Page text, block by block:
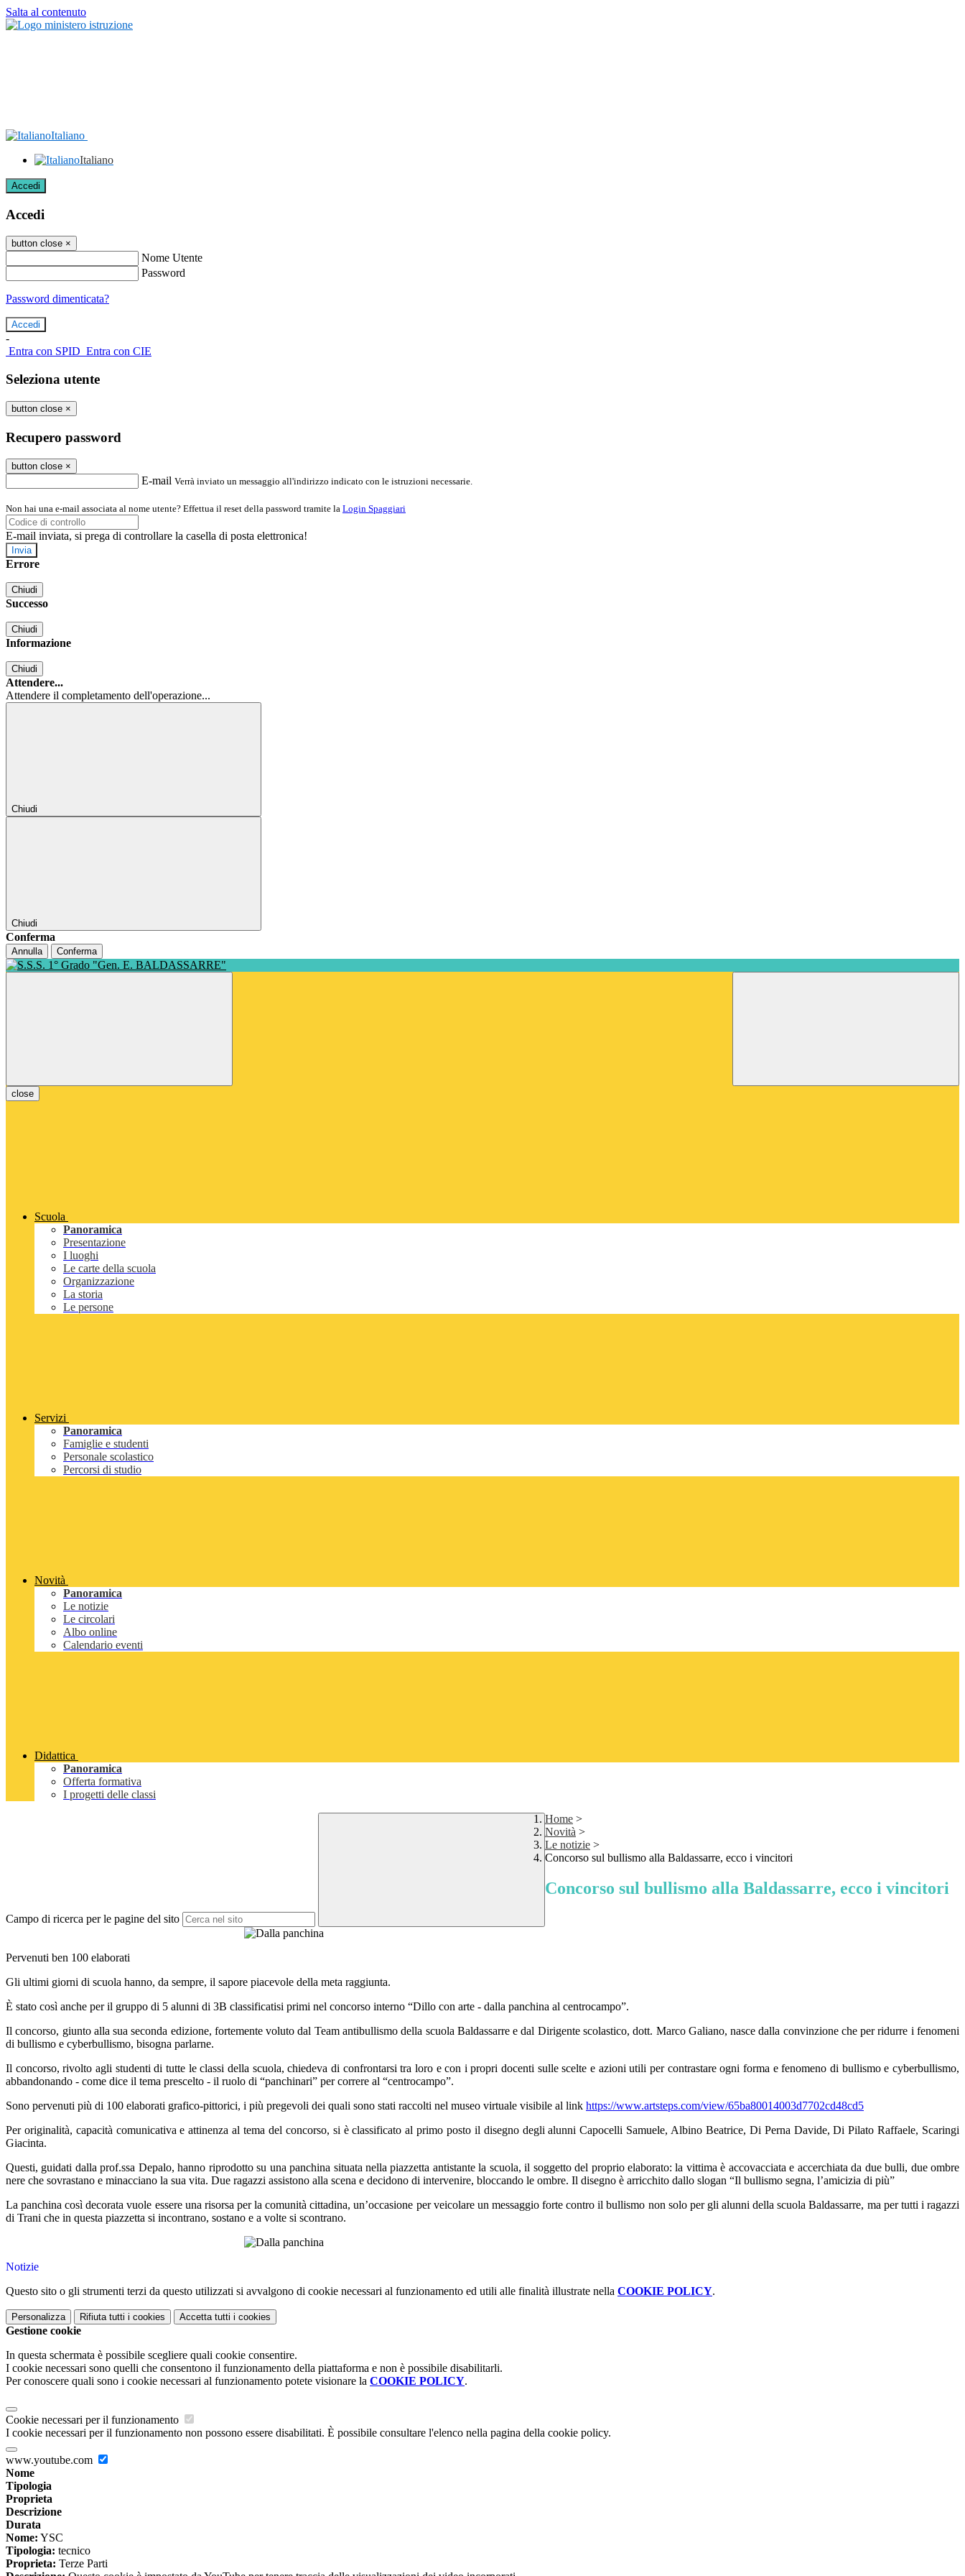
Salta al contenuto
Italiano
Italiano
Accedi
Accedi
button close ×
Nome Utente
Password
Password dimenticata?
-
Entra con SPID Entra con CIE
Seleziona utente
button close ×
Recupero password
button close ×
E-mail Verrà inviato un messaggio all'indirizzo indicato con le istruzioni necessarie.
Non hai una e-mail associata al nome utente? Effettua il reset della password tramite la Login Spaggiari
E-mail inviata, si prega di controllare la casella di posta elettronica!
Errore
Chiudi
Successo
Chiudi
Informazione
Chiudi
Attendere...
Attendere il completamento dell'operazione...
Chiudi
Chiudi
Conferma
Annulla Conferma
close
Scuola
Panoramica
Presentazione
I luoghi
Le carte della scuola
Organizzazione
La storia
Le persone
Servizi
Panoramica
Famiglie e studenti
Personale scolastico
Percorsi di studio
Novità
Panoramica
Le notizie
Le circolari
Albo online
Calendario eventi
Didattica
Panoramica
Offerta formativa
I progetti delle classi
Campo di ricerca per le pagine del sito
Home >
Novità >
Le notizie >
Concorso sul bullismo alla Baldassarre, ecco i vincitori
Concorso sul bullismo alla Baldassarre, ecco i vincitori
Pervenuti ben 100 elaborati
Gli ultimi giorni di scuola hanno, da sempre, il sapore piacevole della meta raggiunta.
È stato così anche per il gruppo di 5 alunni di 3B classificatisi primi nel concorso interno “Dillo con arte - dalla panchina al centrocampo”.
Il concorso, giunto alla sua seconda edizione, fortemente voluto dal Team antibullismo della scuola Baldassarre e dal Dirigente scolastico, dott. Marco Galiano, nasce dalla convinzione che per ridurre i fenomeni
di bullismo e cyberbullismo, bisogna parlarne.
Il concorso, rivolto agli studenti di tutte le classi della scuola, chiedeva di confrontarsi tra loro e con i propri docenti sulle scelte e azioni utili per contrastare ogni forma e fenomeno di bullismo e cyberbullismo,
abbandonando - come dice il tema prescelto - il ruolo di “panchinari” per correre al “centrocampo”.
Sono pervenuti più di 100 elaborati grafico-pittorici, i più pregevoli dei quali sono stati raccolti nel museo virtuale visibile al link https://www.artsteps.com/view/65ba80014003d7702cd48cd5
Per originalità, capacità comunicativa e attinenza al tema del concorso, si è classificato al primo posto il disegno degli alunni Capocelli Samuele, Albino Beatrice, Di Perna Davide, Di Pilato Raffaele, Scaringi
Giacinta.
Questi, guidati dalla prof.ssa Depalo, hanno riprodotto su una panchina situata nella piazzetta antistante la scuola, il soggetto del proprio elaborato: la vittima è accovacciata e accerchiata da due bulli, due ombre
nere che sovrastano e minacciano la sua vita. Due ragazzi assistono alla scena e decidono di intervenire, bloccando le ombre. Il disegno è arricchito dallo slogan “Il bullismo segna, l’amicizia di più”
La panchina così decorata vuole essere una risorsa per la comunità cittadina, un’occasione per veicolare un messaggio forte contro il bullismo non solo per gli alunni della scuola Baldassarre, ma per tutti i ragazzi
di Trani che in questa piazzetta si incontrano, sostano e a volte si scontrano.
Notizie
Questo sito o gli strumenti terzi da questo utilizzati si avvalgono di cookie necessari al funzionamento ed utili alle finalità illustrate nella COOKIE POLICY.
Personalizza Rifiuta tutti i cookies Accetta tutti i cookies
Gestione cookie
In questa schermata è possibile scegliere quali cookie consentire.
I cookie necessari sono quelli che consentono il funzionamento della piattaforma e non è possibile disabilitarli.
Per conoscere quali sono i cookie necessari al funzionamento potete visionare la COOKIE POLICY.
Cookie necessari per il funzionamento
I cookie necessari per il funzionamento non possono essere disabilitati. È possibile consultare l'elenco nella pagina della cookie policy.
www.youtube.com
Nome
Tipologia
Proprieta
Descrizione
Durata
Nome: YSC
Tipologia: tecnico
Proprieta: Terze Parti